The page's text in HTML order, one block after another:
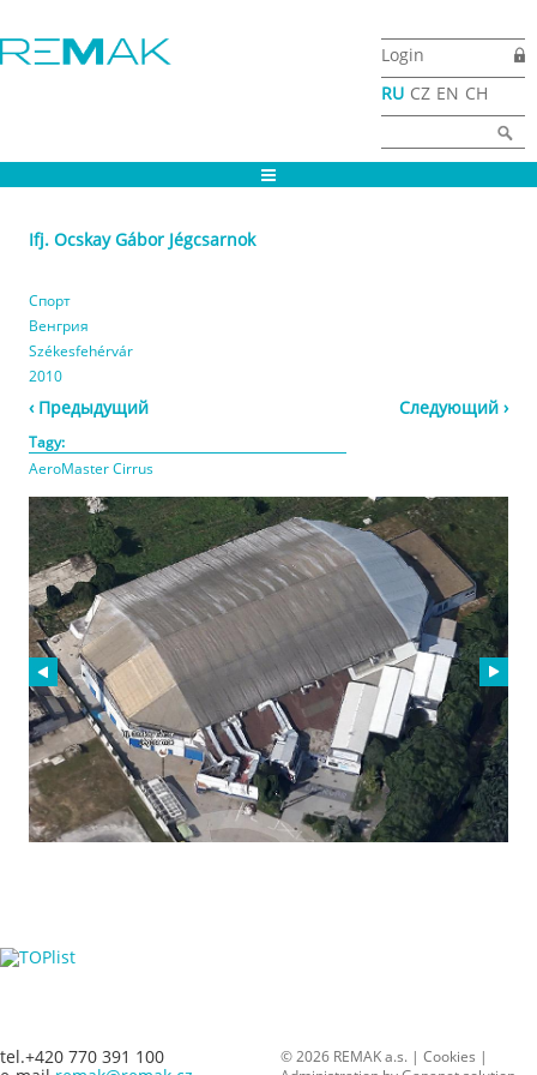
Login
RU CZ EN CH
Форма поиска
Ifj. Ocskay Gábor Jégcsarnok
Спорт
Венгрия
Székesfehérvár
2010
‹ Предыдущий Следующий ›
Tagy:
AeroMaster Cirrus
tel.+420 770 391 100
© 2026 REMAK a.s. | Cookies |